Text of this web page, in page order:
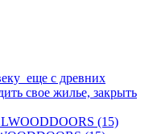
еще с древних
свое жилье, закрыть